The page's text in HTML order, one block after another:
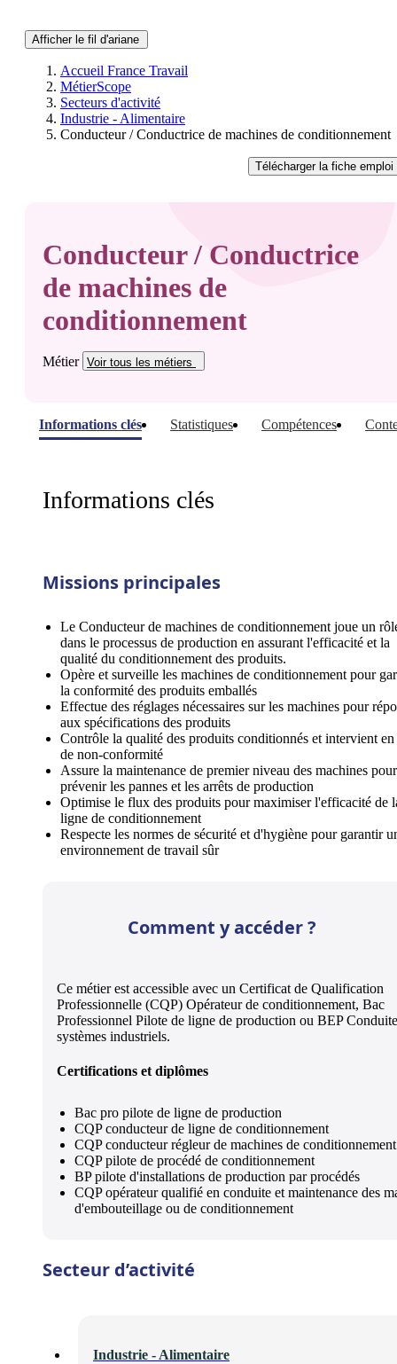
Afficher le fil d'ariane
Accueil France Travail
MétierScope
Secteurs d'activité
Industrie - Alimentaire
Conducteur / Conductrice de machines de conditionnement
Télécharger la fiche emploi
Conducteur / Conductrice
de machines de
conditionnement
Métier Voir tous les métiers
Informations clés Statistiques Compétences
Informations clés
Missions principales
Le Conducteur de machines de conditionnement joue un
dans le processus de production en assurant l'efficacité et la
qualité du conditionnement des produits.
Opère et surveille les machines de conditionnement pour
la conformité des produits emballés
Effectue des réglages nécessaires sur les machines pour
aux spécifications des produits
Contrôle la qualité des produits conditionnés et intervient en
de non-conformité
Assure la maintenance de premier niveau des machines pour
prévenir les pannes et les arrêts de production
Optimise le flux des produits pour maximiser l'efficacité de
ligne de conditionnement
Respecte les normes de sécurité et d'hygiène pour garantir
environnement de travail sûr
Comment y accéder ?
Ce métier est accessible avec un Certificat de Qualification
Professionnelle (CQP) Opérateur de conditionnement, Bac
Professionnel Pilote de ligne de production ou BEP
systèmes industriels.
Certifications et diplômes
Bac pro pilote de ligne de production
CQP conducteur de ligne de conditionnement
CQP conducteur régleur de machines de conditionnement
CQP pilote de procédé de conditionnement
BP pilote d'installations de production par procédés
CQP opérateur qualifié en conduite et maintenance des
d'embouteillage ou de conditionnement
Secteur d’activité
Industrie - Alimentaire